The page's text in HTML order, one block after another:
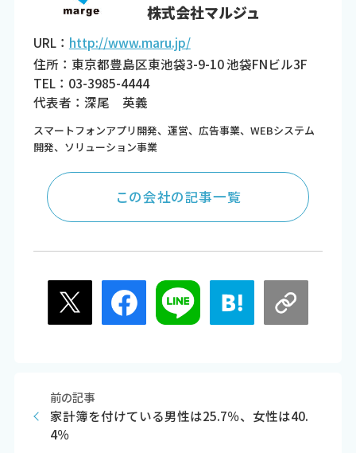
株式会社マルジュ
URL： http://www.maru.jp/
住所：東京都豊島区東池袋3-9-10 池袋FNビル3F
TEL：03-3985-4444
代表者：深尾 英義
スマートフォンアプリ開発、運営、広告事業、WEBシステム
開発、ソリューション事業
この会社の記事一覧
前の記事
家計簿を付けている男性は25.7％、女性は40.
4％